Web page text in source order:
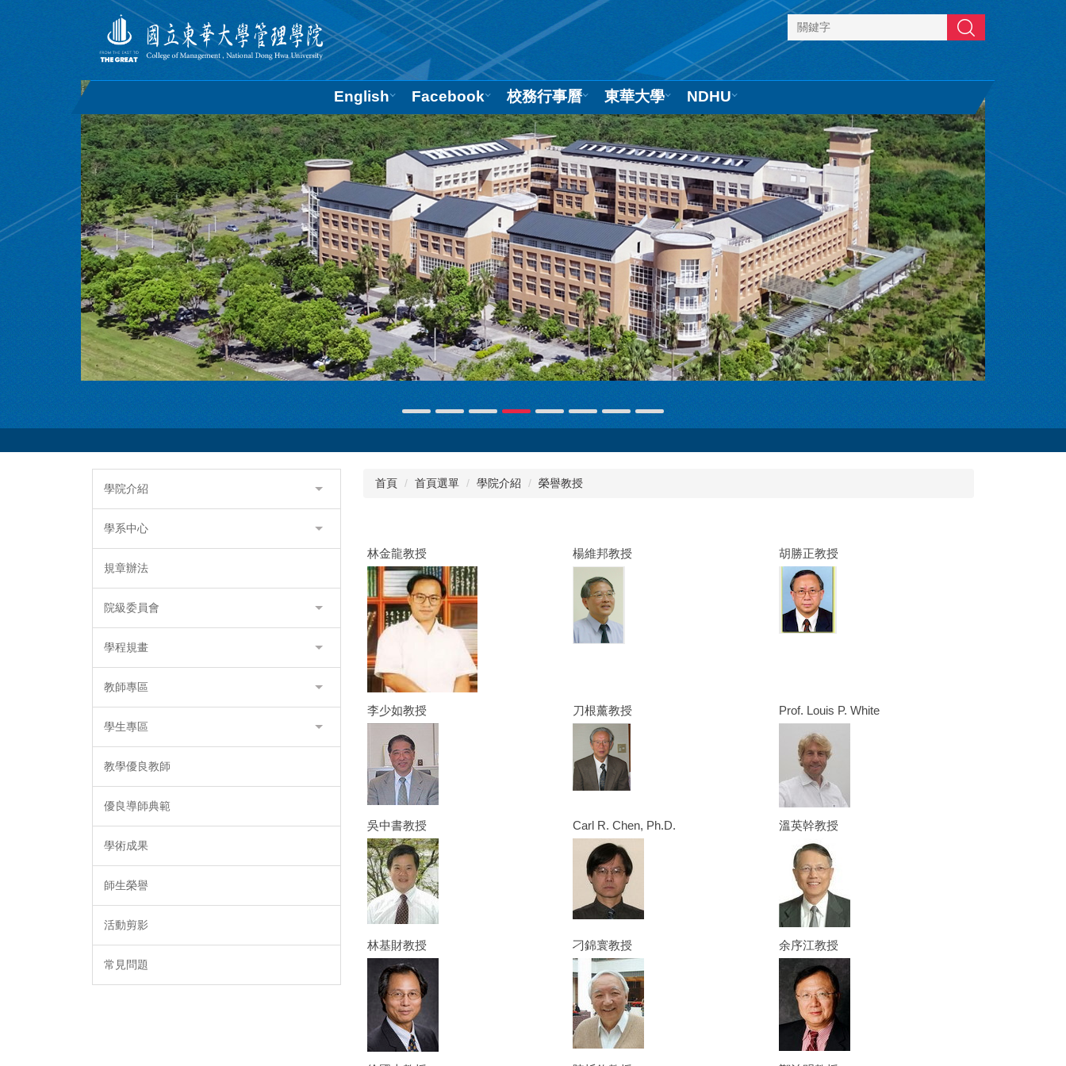
搜尋
English Facebook 校務行事曆 東華大學 NDHU
學院介紹
學系中心
規章辦法
院級委員會
學程規畫
教師專區
學生專區
教學優良教師
優良導師典範
學術成果
師生榮譽
活動剪影
常見問題
首頁 首頁選單 學院介紹 榮譽教授
林金龍教授 楊維邦教授 胡勝正教授
李少如教授 刀根薰教授 Prof. Louis P. White
吳中書教授 Carl R. Chen, Ph.D. 溫英幹教授
林基財教授 刁錦寰教授 余序江教授